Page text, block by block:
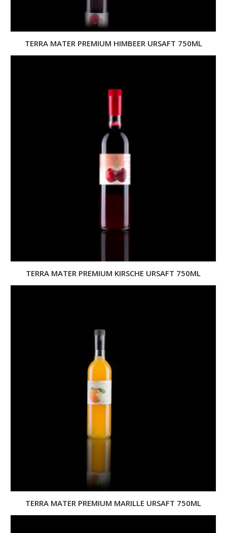
TERRA MATER PREMIUM HIMBEER URSAFT 750ML
TERRA MATER PREMIUM KIRSCHE URSAFT 750ML
TERRA MATER PREMIUM MARILLE URSAFT 750ML